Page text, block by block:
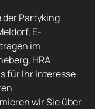
der Partyking
E-
im
HRA
für Ihr Interesse
wir Sie über